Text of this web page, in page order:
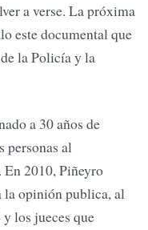
a verse. La próxima
este documental que
la Policía y la
a 30 años de
personas al
En 2010, Piñeyro
la opinión publica, al
los jueces que